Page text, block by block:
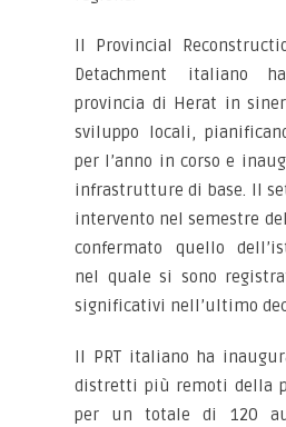
Il Provincial
Detachment italiano
provincia di Herat in
sviluppo locali,
per l’anno in corso e
infrastrutture di base. Il
intervento nel semestre
confermato quello
nel quale si sono
significativi nell’ultimo
Il PRT italiano ha
distretti più remoti della
per un totale di 120